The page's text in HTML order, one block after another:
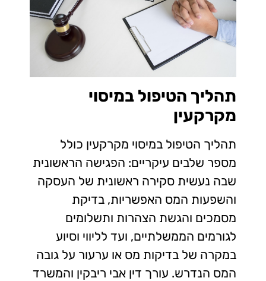
תהליך הטיפול במיסוי
מקרקעין
תהליך הטיפול במיסוי מקרקעין כולל
מספר שלבים עיקריים: הפגישה הראשונית
שבה נעשית סקירה ראשונית של העסקה
והשפעות המס האפשריות, בדיקת
מסמכים והגשת הצהרות ותשלומים
לגורמים הממשלתיים, ועד לליווי וסיוע
במקרה של בדיקות מס או ערעור על גובה
המס הנדרש. עורך דין אבי ריבקין והמשרד